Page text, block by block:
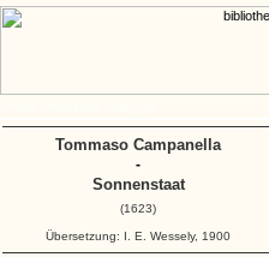
Tommaso Campanella
-
Sonnenstaat
(1623)
Übersetzung: I. E. Wessely, 1900